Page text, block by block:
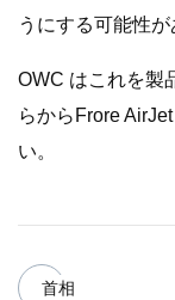
うにする可能性が
OWC はこれを製
らからFrore
い。
首相